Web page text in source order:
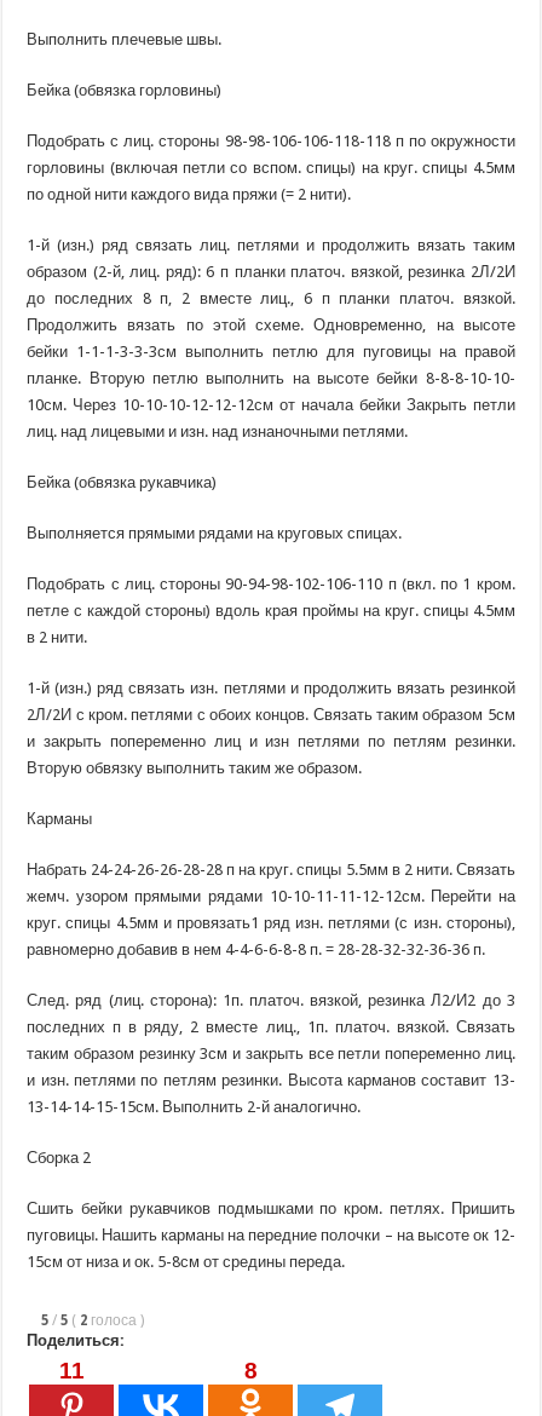
Выполнить плечевые швы.
Бейка (обвязка горловины)
Подобрать с лиц. стороны 98-98-106-106-118-118 п по окружности
горловины (включая петли со вспом. спицы) на круг. спицы 4.5мм
по одной нити каждого вида пряжи (= 2 нити).
1-й (изн.) ряд связать лиц. петлями и продолжить вязать таким
образом (2-й, лиц. ряд): 6 п планки платоч. вязкой, резинка 2Л/2И
до последних 8 п, 2 вместе лиц., 6 п планки платоч. вязкой.
Продолжить вязать по этой схеме. Одновременно, на высоте
бейки 1-1-1-3-3-3см выполнить петлю для пуговицы на правой
планке. Вторую петлю выполнить на высоте бейки 8-8-8-10-10-
10см. Через 10-10-10-12-12-12см от начала бейки Закрыть петли
лиц. над лицевыми и изн. над изнаночными петлями.
Бейка (обвязка рукавчика)
Выполняется прямыми рядами на круговых спицах.
Подобрать с лиц. стороны 90-94-98-102-106-110 п (вкл. по 1 кром.
петле с каждой стороны) вдоль края проймы на круг. спицы 4.5мм
в 2 нити.
1-й (изн.) ряд связать изн. петлями и продолжить вязать резинкой
2Л/2И с кром. петлями с обоих концов. Связать таким образом 5см
и закрыть попеременно лиц и изн петлями по петлям резинки.
Вторую обвязку выполнить таким же образом.
Карманы
Набрать 24-24-26-26-28-28 п на круг. спицы 5.5мм в 2 нити. Связать
жемч. узором прямыми рядами 10-10-11-11-12-12см. Перейти на
круг. спицы 4.5мм и провязать1 ряд изн. петлями (с изн. стороны),
равномерно добавив в нем 4-4-6-6-8-8 п. = 28-28-32-32-36-36 п.
След. ряд (лиц. сторона): 1п. платоч. вязкой, резинка Л2/И2 до 3
последних п в ряду, 2 вместе лиц., 1п. платоч. вязкой. Связать
таким образом резинку 3см и закрыть все петли попеременно лиц.
и изн. петлями по петлям резинки. Высота карманов составит 13-
13-14-14-15-15см. Выполнить 2-й аналогично.
Сборка 2
Сшить бейки рукавчиков подмышками по кром. петлях. Пришить
пуговицы. Нашить карманы на передние полочки – на высоте ок 12-
15см от низа и ок. 5-8см от средины переда.
5 / 5 ( 2 голоса)
Поделиться:
11 8